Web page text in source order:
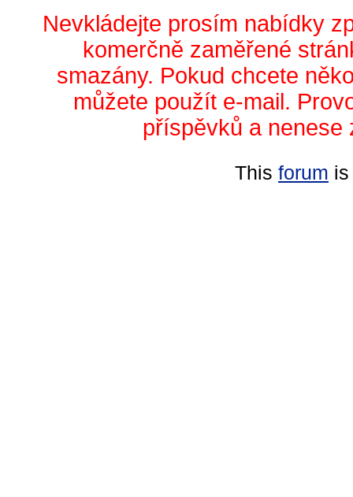
Nevkládejte prosím nabídky
komerčně zaměřené
smazány. Pokud chcete
můžete použít e-mail.
příspěvků a nenese
This forum